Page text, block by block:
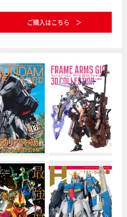
ご購入はこちら